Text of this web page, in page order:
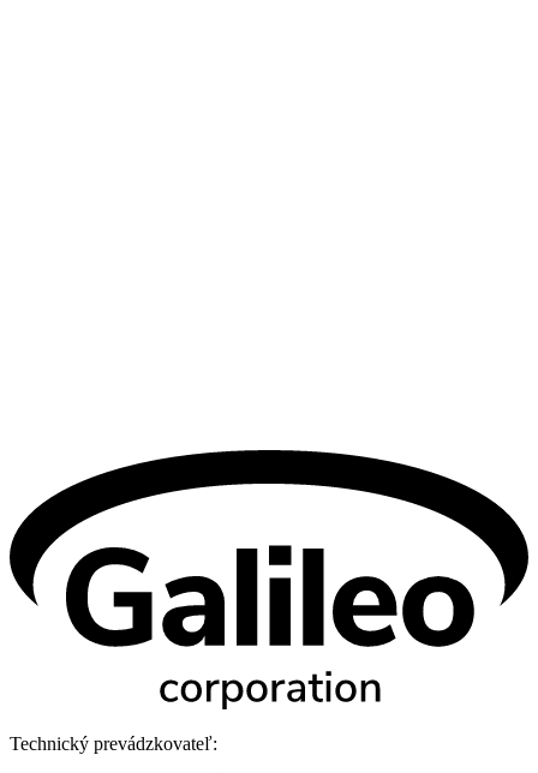
Technický prevádzkovateľ: